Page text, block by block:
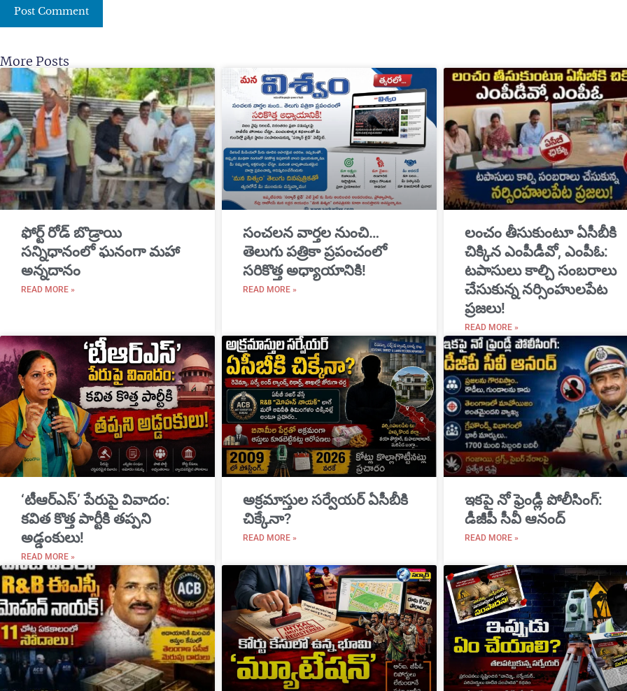
More Posts
​ఫోర్ట్ రోడ్ బొడ్రాయి
సన్నిధానంలో ఘనంగా మహా
అన్నదానం
READ MORE »
సంచలన వార్తల నుంచి…
తెలుగు పత్రికా ప్రపంచంలో
సరికొత్త అధ్యాయానికి!
READ MORE »
​లంచం తీసుకుంటూ ఏసీబీకి
చిక్కిన ఎంపీడీవో, ఎంపీఓ:
టపాసులు కాల్చి సంబరాలు
చేసుకున్న నర్సింహులపేట
ప్రజలు!
READ MORE »
‘టీఆర్ఎస్’ పేరుపై వివాదం:
కవిత కొత్త పార్టీకి తప్పని
అడ్డంకులు!
READ MORE »
అక్రమాస్తుల సర్వేయర్ ఏసీబీకి
చిక్కేనా?
READ MORE »
ఇకపై నో ఫ్రెండ్లీ పోలీసింగ్:
డీజీపీ సీవీ ఆనంద్
READ MORE »